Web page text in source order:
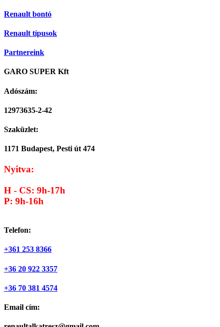
Renault bontó
Renault típusok
Partnereink
GARO SUPER Kft
Adószám:
12973635-2-42
Szaküzlet:
1171 Budapest, Pesti út 474
Nyitva:
H - CS: 9h-17h
P: 9h-16h
Telefon:
+361 253 8366
+36 20 922 3357
+36 70 381 4574
Email cím: